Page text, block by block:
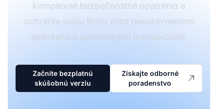
komplexné bezpečnostné opatrenia a
ochráňte svoju firmu pred neoprávnenými
aktivitami a podvodnými transakciami.
Začnite bezplatnú
skúšobnú verziu
Získajte odborné
poradenstvo